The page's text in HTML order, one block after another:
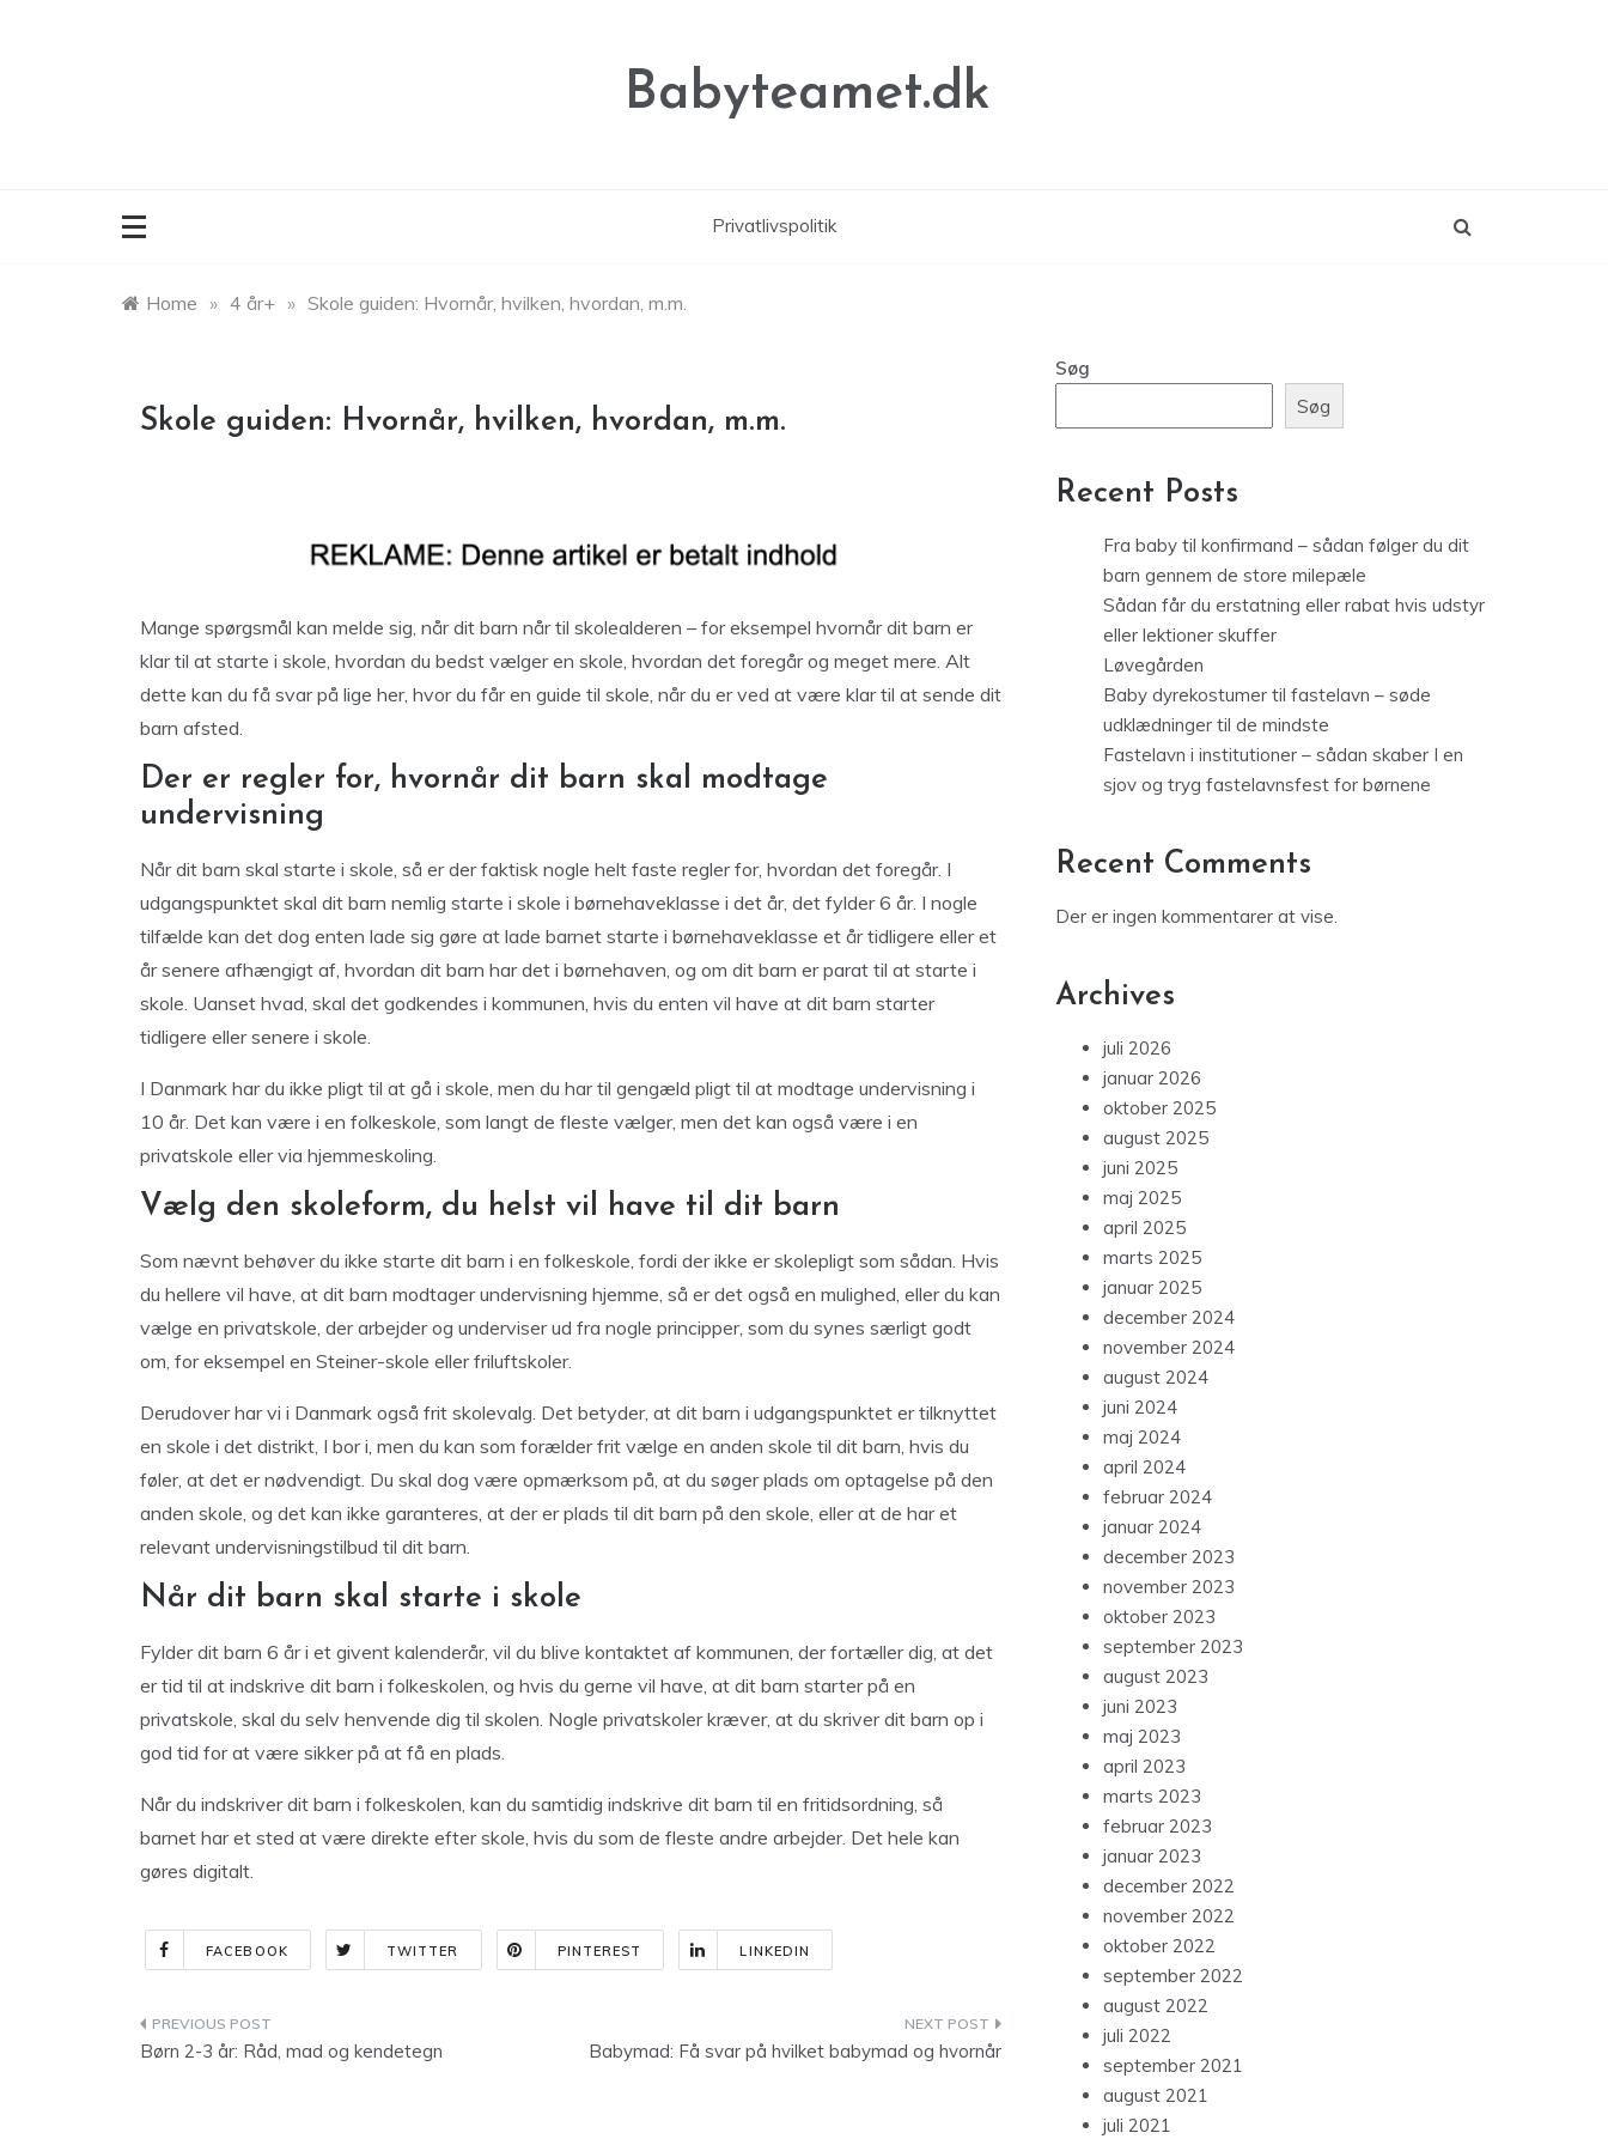
Babyteamet.dk
Privatlivspolitik
Home » 4 år+ » Skole guiden: Hvornår, hvilken, hvordan, m.m.
Skole guiden: Hvornår, hvilken, hvordan, m.m.
Mange spørgsmål kan melde sig, når dit barn når til skolealderen – for eksempel hvornår dit barn er
klar til at starte i skole, hvordan du bedst vælger en skole, hvordan det foregår og meget mere. Alt
dette kan du få svar på lige her, hvor du får en guide til skole, når du er ved at være klar til at sende dit
barn afsted.
Der er regler for, hvornår dit barn skal modtage
undervisning
Når dit barn skal starte i skole, så er der faktisk nogle helt faste regler for, hvordan det foregår. I
udgangspunktet skal dit barn nemlig starte i skole i børnehaveklasse i det år, det fylder 6 år. I nogle
tilfælde kan det dog enten lade sig gøre at lade barnet starte i børnehaveklasse et år tidligere eller et
år senere afhængigt af, hvordan dit barn har det i børnehaven, og om dit barn er parat til at starte i
skole. Uanset hvad, skal det godkendes i kommunen, hvis du enten vil have at dit barn starter
tidligere eller senere i skole.
I Danmark har du ikke pligt til at gå i skole, men du har til gengæld pligt til at modtage undervisning i
10 år. Det kan være i en folkeskole, som langt de fleste vælger, men det kan også være i en
privatskole eller via hjemmeskoling.
Vælg den skoleform, du helst vil have til dit barn
Som nævnt behøver du ikke starte dit barn i en folkeskole, fordi der ikke er skolepligt som sådan. Hvis
du hellere vil have, at dit barn modtager undervisning hjemme, så er det også en mulighed, eller du kan
vælge en privatskole, der arbejder og underviser ud fra nogle principper, som du synes særligt godt
om, for eksempel en Steiner-skole eller friluftskoler.
Derudover har vi i Danmark også frit skolevalg. Det betyder, at dit barn i udgangspunktet er tilknyttet
en skole i det distrikt, I bor i, men du kan som forælder frit vælge en anden skole til dit barn, hvis du
føler, at det er nødvendigt. Du skal dog være opmærksom på, at du søger plads om optagelse på den
anden skole, og det kan ikke garanteres, at der er plads til dit barn på den skole, eller at de har et
relevant undervisningstilbud til dit barn.
Når dit barn skal starte i skole
Fylder dit barn 6 år i et givent kalenderår, vil du blive kontaktet af kommunen, der fortæller dig, at det
er tid til at indskrive dit barn i folkeskolen, og hvis du gerne vil have, at dit barn starter på en
privatskole, skal du selv henvende dig til skolen. Nogle privatskoler kræver, at du skriver dit barn op i
god tid for at være sikker på at få en plads.
Når du indskriver dit barn i folkeskolen, kan du samtidig indskrive dit barn til en fritidsordning, så
barnet har et sted at være direkte efter skole, hvis du som de fleste andre arbejder. Det hele kan
gøres digitalt.
FACEBOOK TWITTER PINTEREST LINKEDIN
Indlægsnavigation
Børn 2-3 år: Råd, mad og kendetegn Babymad: Få svar på hvilket babymad og hvornår
Søg
Søg
Recent Posts
Fra baby til konfirmand – sådan følger du dit
barn gennem de store milepæle
Sådan får du erstatning eller rabat hvis udstyr
eller lektioner skuffer
Løvegården
Baby dyrekostumer til fastelavn – søde
udklædninger til de mindste
Fastelavn i institutioner – sådan skaber I en
sjov og tryg fastelavnsfest for børnene
Recent Comments
Der er ingen kommentarer at vise.
Archives
juli 2026
januar 2026
oktober 2025
august 2025
juni 2025
maj 2025
april 2025
marts 2025
januar 2025
december 2024
november 2024
august 2024
juni 2024
maj 2024
april 2024
februar 2024
januar 2024
december 2023
november 2023
oktober 2023
september 2023
august 2023
juni 2023
maj 2023
april 2023
marts 2023
februar 2023
januar 2023
december 2022
november 2022
oktober 2022
september 2022
august 2022
juli 2022
september 2021
august 2021
juli 2021